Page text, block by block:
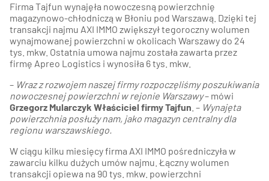
Firma Tajfun wynajęła nowoczesną powierzchnię
magazynowo-chłodniczą w Błoniu pod Warszawą. Dzięki tej
transakcji najmu AXI IMMO zwiększył tegoroczny wolumen
wynajmowanej powierzchni w okolicach Warszawy do 24
tys. mkw. Ostatnia umowa najmu została zawarta przez
firmę Apreo Logistics i wynosiła 6 tys. mkw.
– Wraz z rozwojem naszej firmy rozpoczęliśmy poszukiwania
nowoczesnej powierzchni w rejonie Warszawy– mówi
Grzegorz Mularczyk Właściciel firmy Tajfun . – Wynajęta
powierzchnia posłuży nam, jako magazyn centralny dla
regionu warszawskiego.
W ciągu kilku miesięcy firma AXI IMMO pośredniczyła w
zawarciu kilku dużych umów najmu. Łączny wolumen
transakcji opiewa na 90 tys. mkw. powierzchni